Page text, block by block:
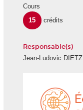
Cours
15
crédits
Responsable(s)
Jean-Ludovic DIETZ